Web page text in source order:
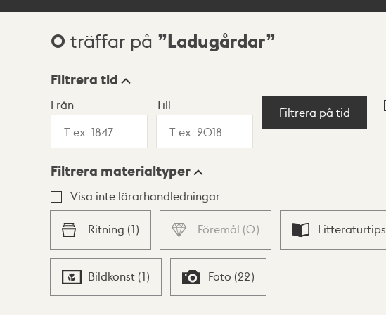
Sökresultat
0 träffar på Ladugårdar
Visningsläge
Lista Karta
Filtrera tid
Från Till
Filtrera på tid
Filtrera materialtyper
Visa inte lärarhandledningar
Ritning (1) Föremål (0) Litteraturtips
Bildkonst (1) Foto (22)